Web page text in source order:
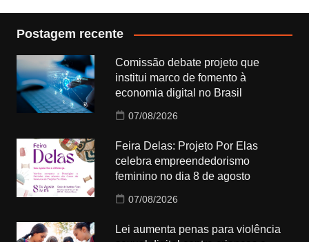
Postagem recente
Comissão debate projeto que
institui marco de fomento à
economia digital no Brasil
07/08/2026
Feira Delas: Projeto Por Elas
celebra empreendedorismo
feminino no dia 8 de agosto
07/08/2026
Lei aumenta penas para violência